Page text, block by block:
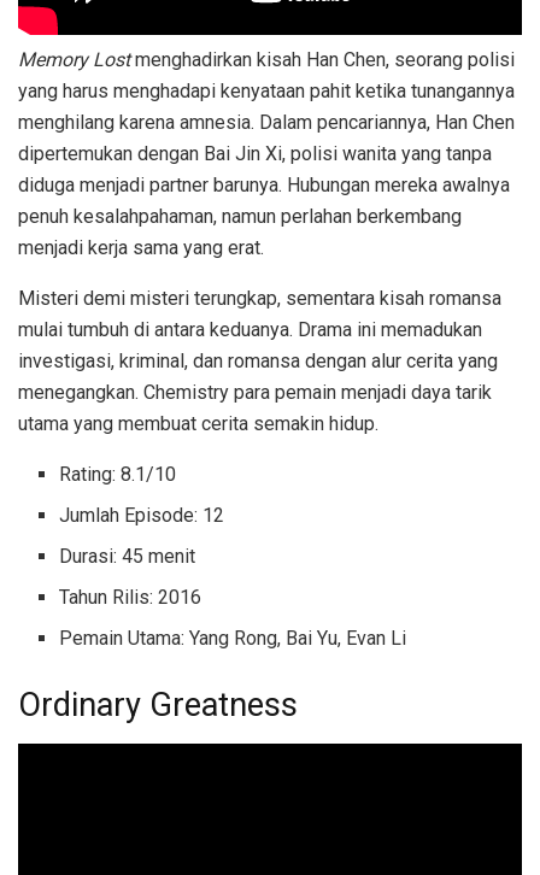
Memory Lostmenghadirkan kisah Han Chen, seorang polisi
yang harus menghadapi kenyataan pahit ketika tunangannya
menghilang karena amnesia. Dalam pencariannya, Han Chen
dipertemukan dengan Bai Jin Xi, polisi wanita yang tanpa
diduga menjadi partner barunya. Hubungan mereka awalnya
penuh kesalahpahaman, namun perlahan berkembang
menjadi kerja sama yang erat.
Misteri demi misteri terungkap, sementara kisah romansa
mulai tumbuh di antara keduanya. Drama ini memadukan
investigasi, kriminal, dan romansa dengan alur cerita yang
menegangkan. Chemistry para pemain menjadi daya tarik
utama yang membuat cerita semakin hidup.
Rating: 8.1/10
Jumlah Episode: 12
Durasi: 45 menit
Tahun Rilis: 2016
Pemain Utama: Yang Rong, Bai Yu, Evan Li
Ordinary Greatness